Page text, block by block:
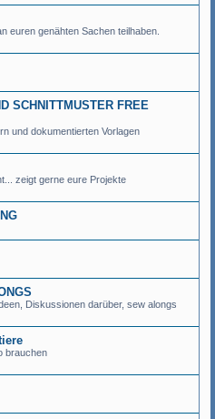
euren genähten Sachen teilhaben.
SCHNITTMUSTER FREE
und dokumentierten Vorlagen
zeigt gerne eure Projekte
Diskussionen darüber, sew alongs
brauchen